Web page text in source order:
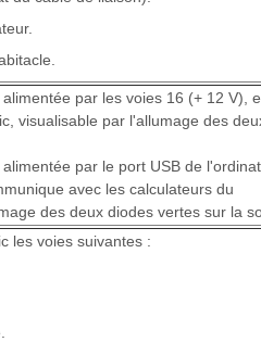
par les voies 16 (+ 12 V),
visualisable par l'allumage des
par le port USB de
avec les calculateurs du
des deux diodes vertes sur la
les voies suivantes :